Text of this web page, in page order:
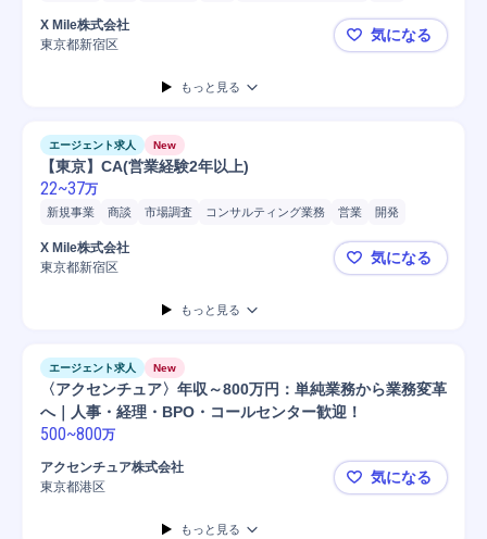
市場/地域実勢調査
マネージャー
X Mile株式会社
東京都新宿区
【東京】
気になる
もっと見る
エージェント求人 New
【東京】CA(営業経験2年以上)
22~37万
新規事業 商談 市場調査 コンサルティング業務 営業
開発
市場/地域実勢調査
タイピング
X Mile株式会社
東京都新宿区
【東京】
気になる
もっと見る
エージェント求人 New
〈アクセンチュア〉年収～800万円：単純業務から業務変革
へ｜人事・経理・BPO・コールセンター歓迎！
500~800万
アクセンチュア株式会社
東京都港区
〈アクセン
気になる
もっと見る